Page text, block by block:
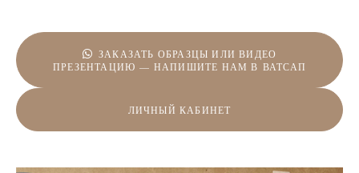
ЗАКАЗАТЬ ОБРАЗЦЫ ИЛИ ВИДЕО
ПРЕЗЕНТАЦИЮ — НАПИШИТЕ НАМ В ВАТСАП
ЛИЧНЫЙ КАБИНЕТ